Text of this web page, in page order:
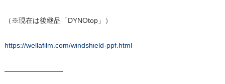
（※現在は後継品「DYNOtop」）
https://wellafilm.com/windshield-ppf.html
————————-